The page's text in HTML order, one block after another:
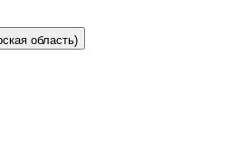
область)